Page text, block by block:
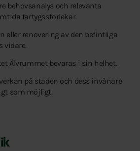
behovsanalys och relevanta
fartygsstorlekar.
eller renovering av den befintliga
vidare.
Älvrummet bevaras i sin helhet.
på staden och dess invånare
som möjligt.